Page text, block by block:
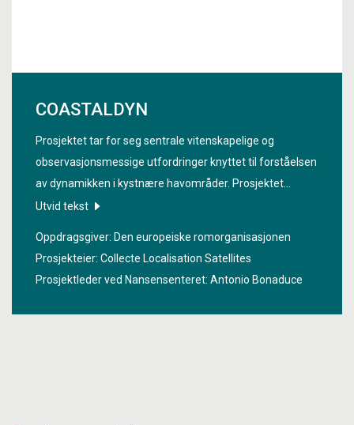
COASTALDYN
Prosjektet tar for seg sentrale vitenskapelige og
observasjonsmessige utfordringer knyttet til forståelsen
av dynamikken i kystnære havområder. Prosjektet
«Coastal Dynamics Land-Ocean
jordobservasjonsflåten, spesielt Sentinel-satellittene,
med in-situ-observasjoner samt avanserte algoritmer og
KI-teknikker, for å utvikle høyoppløselige,
Utvid tekst
Oppdragsgiver: Den europeiske romorganisasjonen
Prosjekteier: Collecte Localisation Satellites
Prosjektleder ved Nansensenteret: Antonio Bonaduce